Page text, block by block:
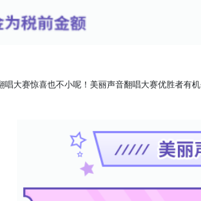
唱大赛惊喜也不小呢！美丽声音翻唱大赛优胜者